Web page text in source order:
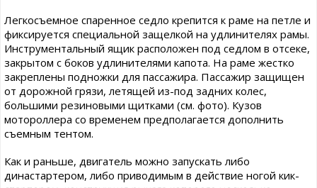
Легкосъемное спаренное седло крепится к раме на петле и
фиксируется специальной защелкой на удлинителях рамы.
Инструментальный ящик расположен под седлом в отсеке,
закрытом с боков удлинителями капота. На раме жестко
закреплены подножки для пассажира. Пассажир защищен
от дорожной грязи, летящей из-под задних колес,
большими резиновыми щитками (см. фото). Кузов
мотороллера со временем предполагается дополнить
съемным тентом.
Как и раньше, двигатель можно запускать либо
династартером, либо приводимым в действие ногой кик-